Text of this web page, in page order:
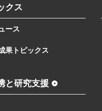
クス
ース
果トピックス
と研究支援